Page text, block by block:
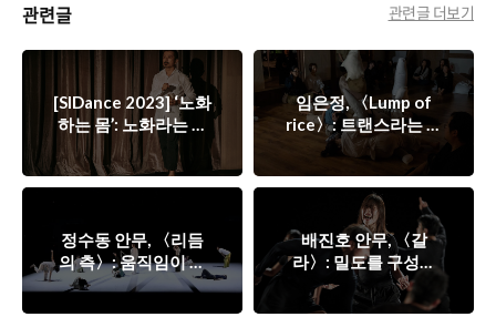
관련글 관련글 더보기
[SIDance 2023] ‘노화
하는 몸’: 노화라는 옷
혹은 두께
임은정, 〈Lump of
rice〉: 트랜스라는 파
편들
정수동 안무, 〈리듬
의 측〉: 움직임이 곁
에 머무는 방식
배진호 안무, 〈갈
라〉: 밀도를 구성하
는 방법